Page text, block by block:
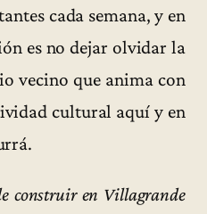
cada semana, y en
es no dejar olvidar la
vecino que anima con
cultural aquí y en
construir en Villagrande